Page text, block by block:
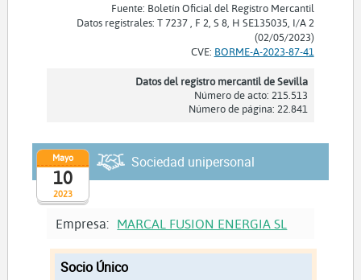
Fuente: Boletín Oficial del Registro Mercantil
Datos registrales: T 7237 , F 2, S 8, H SE135035, I/A 2
(02/05/2023)
CVE: BORME-A-2023-87-41
Datos del registro mercantil de Sevilla
Número de acto: 215.513
Número de página: 22.841
2023
Mayo
10
Sociedad unipersonal
Empresa: MARCAL FUSION ENERGIA SL
Socio Único